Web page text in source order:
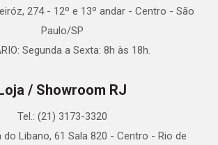
274 - 12º e 13º andar - Centro - São
Paulo/SP
Segunda a Sexta: 8h às 18h.
/ Showroom RJ
Tel.: (21) 3173-3320
do Libano, 61 Sala 820 - Centro - Rio de